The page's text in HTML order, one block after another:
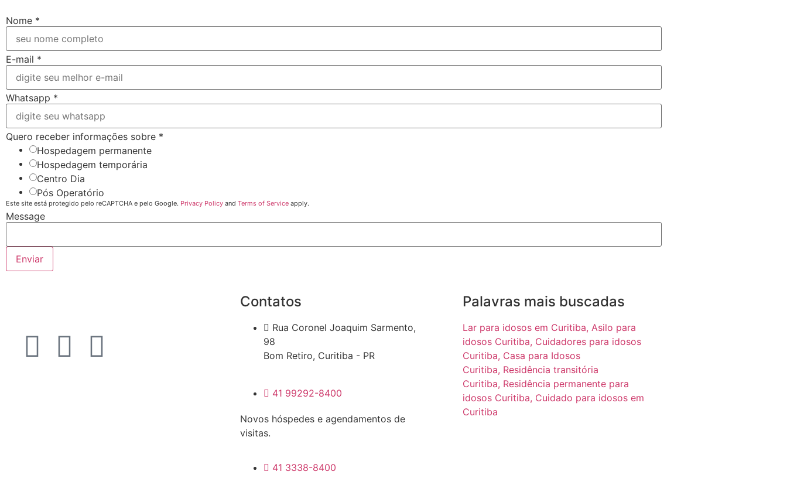
Nome *
E-mail *
Whatsapp *
Quero receber informações sobre *
Hospedagem permanente
Hospedagem temporária
Centro Dia
Pós Operatório
Este site está protegido pelo reCAPTCHA e pelo Google. Privacy Policy and Terms of Service apply.
Message
Enviar
Contatos
Rua Coronel Joaquim Sarmento,
98
Bom Retiro, Curitiba - PR
41 99292-8400
Novos hóspedes e agendamentos de
visitas.
41 3338-8400
Palavras mais buscadas
Lar para idosos em Curitiba, Asilo para
idosos Curitiba, Cuidadores para idosos
Curitiba, Casa para Idosos
Curitiba, Residência transitória
Curitiba, Residência permanente para
idosos Curitiba, Cuidado para idosos em
Curitiba